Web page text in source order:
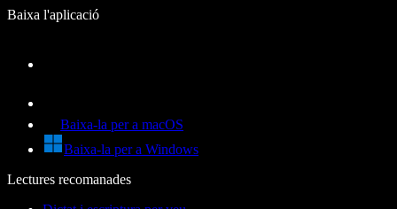
Baixa l'aplicació
Baixa-la per a macOS
Baixa-la per a Windows
Lectures recomanades